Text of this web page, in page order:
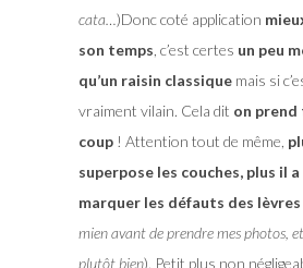
cata…)Donc coté application
son temps, c’est certes un peu
qu’un raisin classiquemais si
vraiment vilain. Cela dit on
coup! Attention tout de même,
superpose les couches, plus il
marquer les défauts des lèvres
mien avant de prendre mes photos,
plutôt bien). Petit plus non